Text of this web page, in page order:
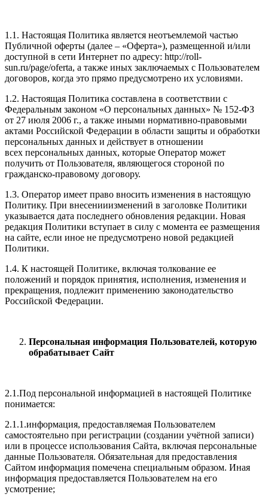
1.1. Настоящая Политика является неотъемлемой частью
Публичной оферты (далее – «Оферта»), размещенной и/или
доступной в сети Интернет по адресу: http://roll-
sun.ru/page/oferta, а также иных заключаемых с Пользователем
договоров, когда это прямо предусмотрено их условиями.
1.2. Настоящая Политика составлена в соответствии с
Федеральным законом «О персональных данных» № 152-ФЗ
от 27 июля 2006 г., а также иными нормативно-правовыми
актами Российской Федерации в области защиты и обработки
персональных данных и действует в отношении
всех персональных данных, которые Оператор может
получить от Пользователя, являющегося стороной по
гражданско-правовому договору.
1.3. Оператор имеет право вносить изменения в настоящую
Политику. При внесенииизменений в заголовке Политики
указывается дата последнего обновления редакции. Новая
редакция Политики вступает в силу с момента ее размещения
на сайте, если иное не предусмотрено новой редакцией
Политики.
1.4. К настоящей Политике, включая толкование ее
положений и порядок принятия, исполнения, изменения и
прекращения, подлежит применению законодательство
Российской Федерации.
Персональная информация Пользователей, которую
обрабатывает Сайт
2.1.Под персональной информацией в настоящей Политике
понимается:
2.1.1.информация, предоставляемая Пользователем
самостоятельно при регистрации (создании учётной записи)
или в процессе использования Сайта, включая персональные
данные Пользователя. Обязательная для предоставления
Сайтом информация помечена специальным образом. Иная
информация предоставляется Пользователем на его
усмотрение;